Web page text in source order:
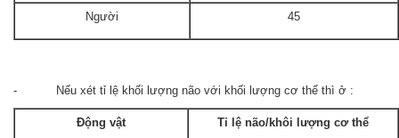
Người 45
- Nếu xét tỉ lệ khối lượng não với khối lượng cơ thể thì ở :
Động vật Tỉ lệ não/khôi lượng cơ thể